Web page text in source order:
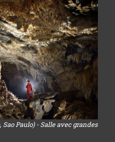
Paulo) - Salle avec grandes